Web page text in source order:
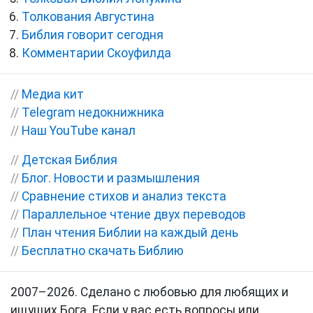
Толкования Августина
Библия говорит сегодня
Комментарии Скоуфилда
// Медиа кит
// Telegram недокнижника
// Наш YouTube канал
// Детская Библия
// Блог. Новости и размышления
// Сравнение стихов и анализ текста
// Параллельное чтение двух переводов
// План чтения Библии на каждый день
// Бесплатно скачать Библию
2007–2026. Сделано с любовью для любящих и
ищущих Бога. Если у вас есть вопросы или